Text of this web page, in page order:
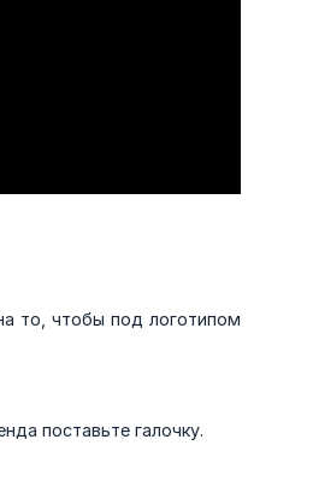
то, чтобы под логотипом
поставьте галочку.